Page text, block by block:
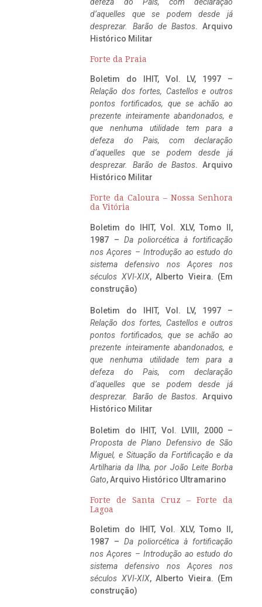
d’aquelles que se podem desde já
desprezar. Barão de Bastos. Arquivo
Histórico Militar
Forte da Praia
Boletim do IHIT, Vol. LV, 1997 –
Relação dos fortes, Castellos e outros
pontos fortificados, que se achão ao
prezente inteiramente abandonados, e
que nenhuma utilidade tem para a
defeza do Pais, com declaração
d’aquelles que se podem desde já
desprezar. Barão de Bastos. Arquivo
Histórico Militar
Forte da Caloura – Nossa Senhora
da Vitória
Boletim do IHIT, Vol. XLV, Tomo II,
1987 – Da poliorcética à fortificação
nos Açores – Introdução ao estudo do
sistema defensivo nos Açores nos
séculos XVI-XIX, Alberto Vieira. (Em
construção)
Boletim do IHIT, Vol. LV, 1997 –
Relação dos fortes, Castellos e outros
pontos fortificados, que se achão ao
prezente inteiramente abandonados, e
que nenhuma utilidade tem para a
defeza do Pais, com declaração
d’aquelles que se podem desde já
desprezar. Barão de Bastos. Arquivo
Histórico Militar
Boletim do IHIT, Vol. LVIII, 2000 –
Proposta de Plano Defensivo de São
Miguel, e Situação da Fortificação e da
Artilharia da Ilha, por João Leite Borba
Gato, Arquivo Histórico Ultramarino
Forte de Santa Cruz – Forte da
Lagoa
Boletim do IHIT, Vol. XLV, Tomo II,
1987 – Da poliorcética à fortificação
nos Açores – Introdução ao estudo do
sistema defensivo nos Açores nos
séculos XVI-XIX, Alberto Vieira. (Em
construção)